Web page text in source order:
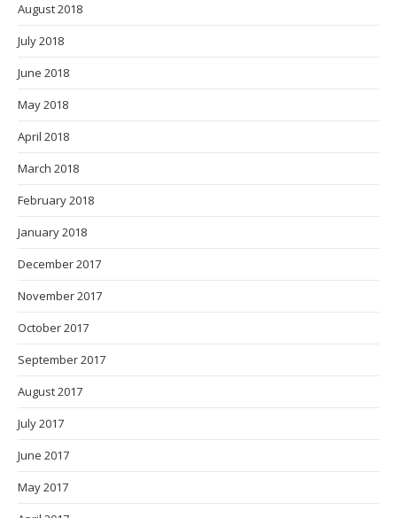
August 2018
July 2018
June 2018
May 2018
April 2018
March 2018
February 2018
January 2018
December 2017
November 2017
October 2017
September 2017
August 2017
July 2017
June 2017
May 2017